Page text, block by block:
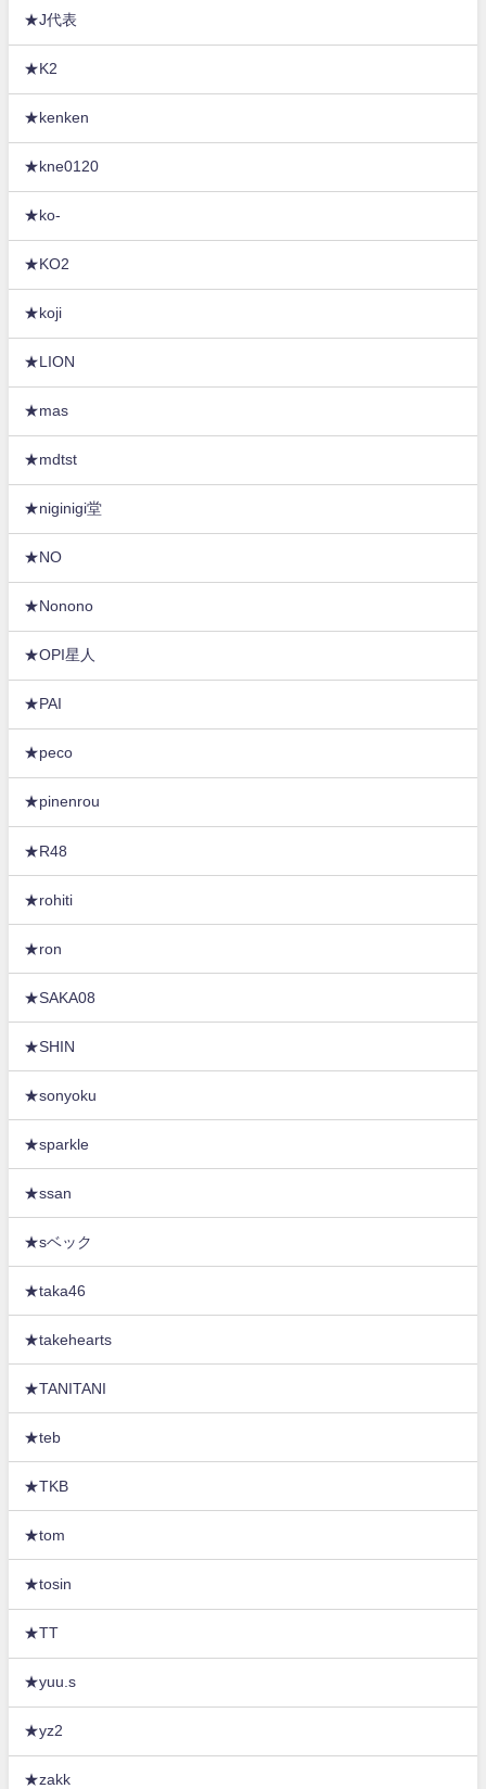
★J代表
★K2
★kenken
★kne0120
★ko-
★KO2
★koji
★LION
★mas
★mdtst
★niginigi堂
★NO
★Nonono
★OPI星人
★PAI
★peco
★pinenrou
★R48
★rohiti
★ron
★SAKA08
★SHIN
★sonyoku
★sparkle
★ssan
★sベック
★taka46
★takehearts
★TANITANI
★teb
★TKB
★tom
★tosin
★TT
★yuu.s
★yz2
★zakk